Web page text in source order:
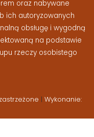
oraz nabywane
ich autoryzowanych
obsługę i wygodną
na podstawie
rzeczy osobistego
| Wykonanie: